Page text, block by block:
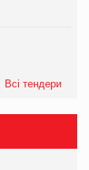
Всі тендери